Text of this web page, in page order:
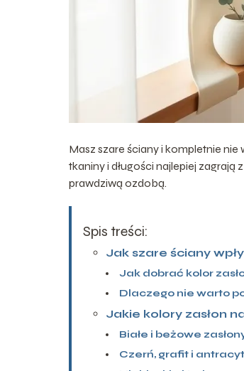
Masz szare ściany i kompletnie nie
tkaniny i długości najlepiej zagrają
prawdziwą ozdobą.
Spis treści:
Jak szare ściany
Jak dobrać kolor
Dlaczego nie warto
Jakie kolory zasłon
Białe i beżowe
Czerń, grafit i antracyt